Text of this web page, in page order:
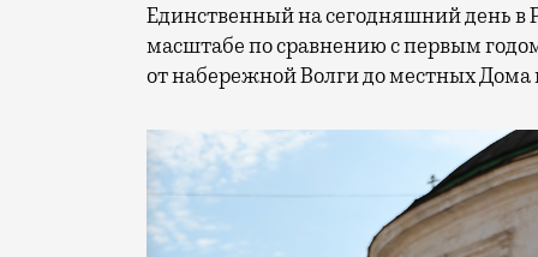
Единственный на сегодняшний день в
масштабе по сравнению с первым
от набережной Волги до местных Дома